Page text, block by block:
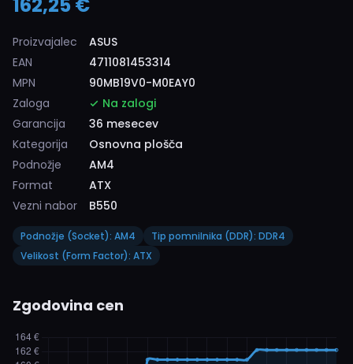
Proizvajalec
ASUS
EAN
4711081453314
MPN
90MB19V0-M0EAY0
Zaloga
Na zalogi
Garancija
36 mesecev
Kategorija
Osnovna plošča
Podnožje
AM4
Format
ATX
Vezni nabor
B550
Podnožje (Socket): AM4
Tip pomnilnika (DDR): DDR4
Velikost (Form Factor): ATX
Zgodovina cen